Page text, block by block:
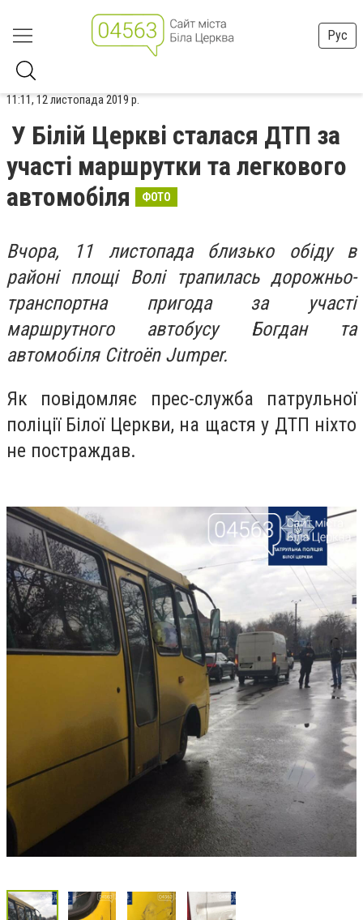
Рус
11:11, 12 листопада 2019 р.
У Білій Церкві сталася ДТП за
участі маршрутки та легкового
автомобіля
ФОТО
Вчора, 11 листопада близько обіду в
районі площі Волі трапилась дорожньо-
транспортна пригода за участі
маршрутного автобусу Богдан та
автомобіля Citroën Jumper.
Як повідомляє прес-служба патрульної
поліції Білої Церкви, на щастя у ДТП ніхто
не постраждав.